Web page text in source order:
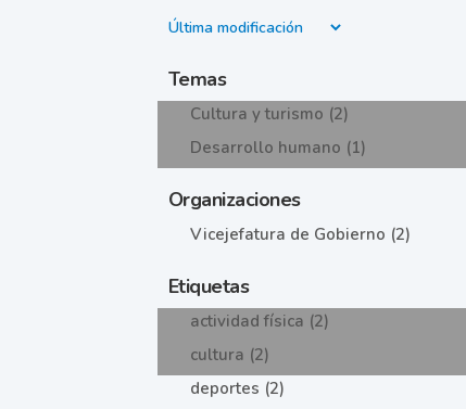
Temas
Cultura y turismo (2)
Desarrollo humano (1)
Organizaciones
Vicejefatura de Gobierno (2)
Etiquetas
actividad física (2)
cultura (2)
deportes (2)